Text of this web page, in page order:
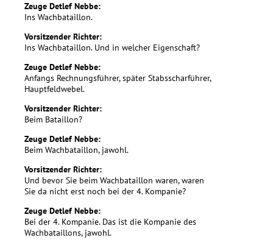
Zeuge Detlef Nebbe:
Ins Wachbataillon.
Vorsitzender Richter:
Ins Wachbataillon. Und in welcher Eigenschaft?
Zeuge Detlef Nebbe:
Anfangs Rechnungsführer, später Stabsscharführer,
Hauptfeldwebel.
Vorsitzender Richter:
Beim Bataillon?
Zeuge Detlef Nebbe:
Beim Wachbataillon, jawohl.
Vorsitzender Richter:
Und bevor Sie beim Wachbataillon waren, waren
Sie da nicht erst noch bei der 4. Kompanie?
Zeuge Detlef Nebbe:
Bei der 4. Kompanie. Das ist die Kompanie des
Wachbataillons, jawohl.